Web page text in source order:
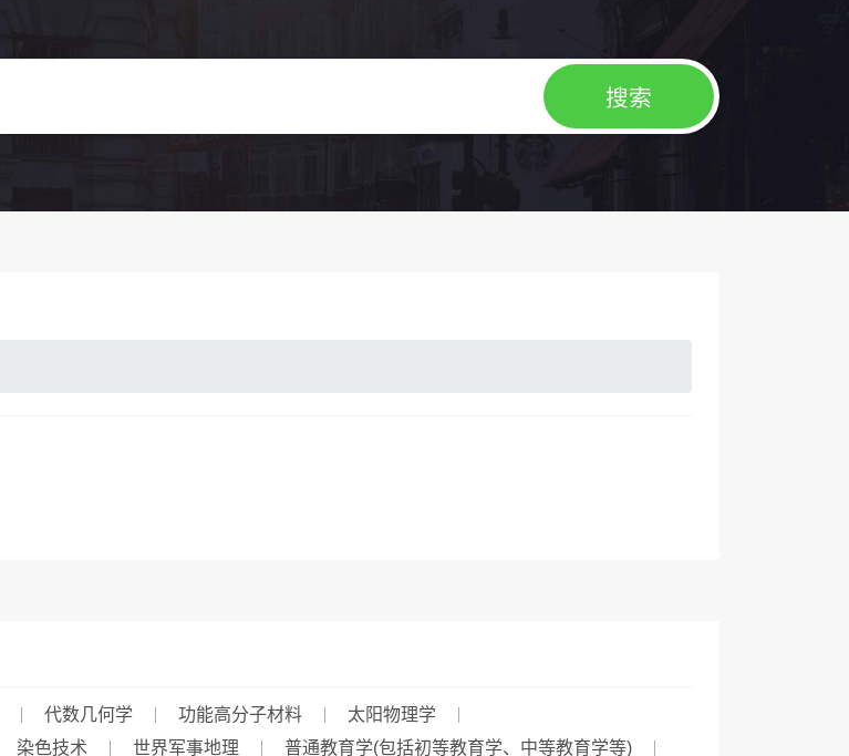
代数几何学 功能高分子材料
太阳物理学
染色技术 世界军事地理 普通教育学(包括初等教育学、中等教育学等)